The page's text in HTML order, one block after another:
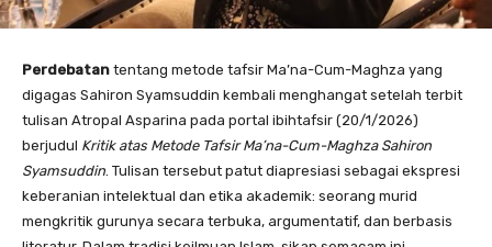
Perdebatan tentang metode tafsir Ma’na-Cum-Maghza yang
digagas Sahiron Syamsuddin kembali menghangat setelah terbit
tulisan Atropal Asparina pada portal ibihtafsir (20/1/2026)
berjudul Kritik atas Metode Tafsir Ma’na-Cum-Maghza Sahiron
Syamsuddin . Tulisan tersebut patut diapresiasi sebagai ekspresi
keberanian intelektual dan etika akademik: seorang murid
mengkritik gurunya secara terbuka, argumentatif, dan berbasis